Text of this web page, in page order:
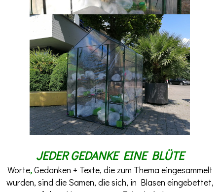
JEDER GEDANKE EINE BLÜTE
Worte,Gedanken + Texte, die zum Thema eingesammelt
wurden, sind die Samen, die sich, in Blasen eingebettet,